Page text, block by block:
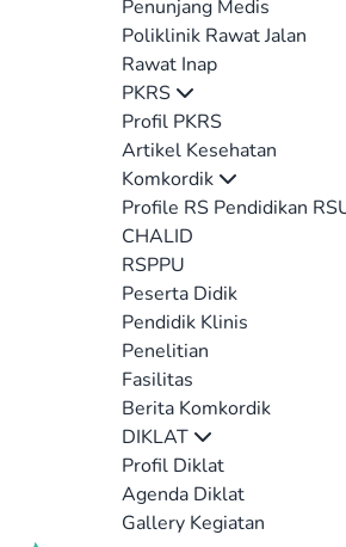
Penunjang Medis
Poliklinik Rawat Jalan
Rawat Inap
PKRS
Profil PKRS
Artikel Kesehatan
Komkordik
Profile RS Pendidikan
CHALID
RSPPU
Peserta Didik
Pendidik Klinis
Penelitian
Fasilitas
Berita Komkordik
DIKLAT
Profil Diklat
Agenda Diklat
Gallery Kegiatan